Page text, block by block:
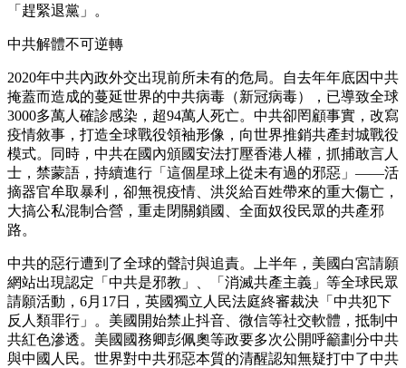
「趕緊退黨」。
中共解體不可逆轉
2020年中共內政外交出現前所未有的危局。自去年年底因中共
掩蓋而造成的蔓延世界的中共病毒（新冠病毒），已導致全球
3000多萬人確診感染，超94萬人死亡。中共卻罔顧事實，改寫
疫情敘事，打造全球戰役領袖形像，向世界推銷共產封城戰役
模式。同時，中共在國內頒國安法打壓香港人權，抓捕敢言人
士，禁蒙語，持續進行「這個星球上從未有過的邪惡」——活
摘器官牟取暴利，卻無視疫情、洪災給百姓帶來的重大傷亡，
大搞公私混制合營，重走閉關鎖國、全面奴役民眾的共產邪
路。
中共的惡行遭到了全球的聲討與追責。上半年，美國白宮請願
網站出現認定「中共是邪教」、「消滅共產主義」等全球民眾
請願活動，6月17日，英國獨立人民法庭終審裁決「中共犯下
反人類罪行」。美國開始禁止抖音、微信等社交軟體，抵制中
共紅色滲透。美國國務卿彭佩奧等政要多次公開呼籲劃分中共
與中國人民。世界對中共邪惡本質的清醒認知無疑打中了中共